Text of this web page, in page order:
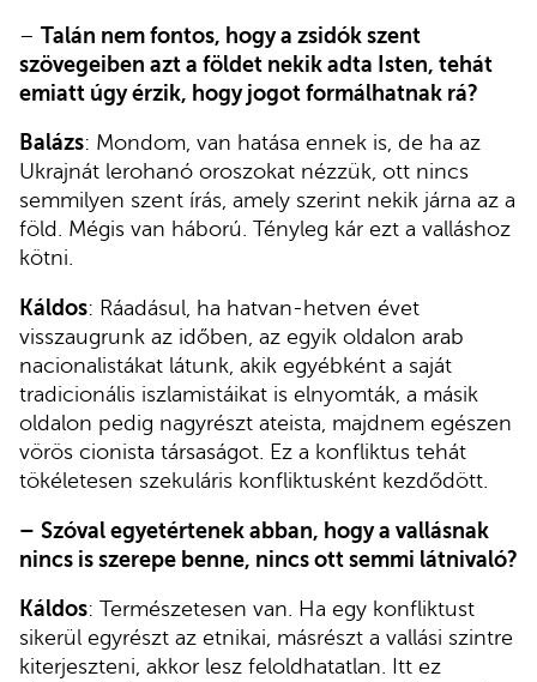
– Talán nem fontos, hogy a zsidók szent
szövegeiben azt a földet nekik adta Isten, tehát
emiatt úgy érzik, hogy jogot formálhatnak rá?
Balázs: Mondom, van hatása ennek is, de ha az
Ukrajnát lerohanó oroszokat nézzük, ott nincs
semmilyen szent írás, amely szerint nekik járna az a
föld. Mégis van háború. Tényleg kár ezt a valláshoz
kötni.
Káldos: Ráadásul, ha hatvan-hetven évet
visszaugrunk az időben, az egyik oldalon arab
nacionalistákat látunk, akik egyébként a saját
tradicionális iszlamistáikat is elnyomták, a másik
oldalon pedig nagyrészt ateista, majdnem egészen
vörös cionista társaságot. Ez a konfliktus tehát
tökéletesen szekuláris konfliktusként kezdődött.
– Szóval egyetértenek abban, hogy a vallásnak
nincs is szerepe benne, nincs ott semmi látnivaló?
Káldos: Természetesen van. Ha egy konfliktust
sikerül egyrészt az etnikai, másrészt a vallási szintre
kiterjeszteni, akkor lesz feloldhatatlan. Itt ez